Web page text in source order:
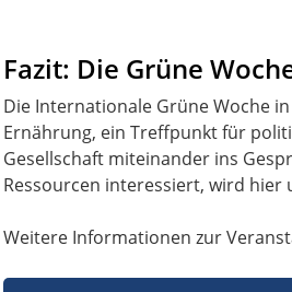
Fazit: Die Grüne
Die Internationale Grüne Woche
Ernährung, ein Treffpunkt für
Gesellschaft miteinander ins
Ressourcen interessiert, wird
Weitere Informationen zur